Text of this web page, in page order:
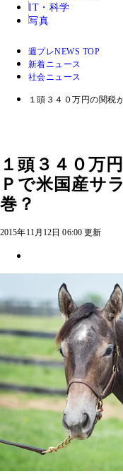
IT・科学
写真
週プレNEWS TOP
新着ニュース
社会ニュース
１頭３４０万円の関税
１頭３４０万
Ｐで米国産サ
巻？
2015年11月12日 06:00 更新